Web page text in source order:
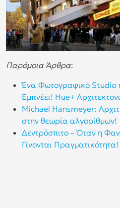
Παρόμοια Άρθρα:
Ένα Φωτογραφικό Studio
Εμπνέει! Hue+
Michael Hansmeyer:
στην θεωρία αλγορίθμων!
Δεντρόσπιτο – Όταν η
Γίνονται Πραγματικότητα!